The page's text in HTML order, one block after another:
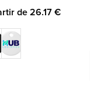
de 26.17 €